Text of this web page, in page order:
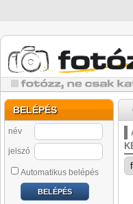
BELÉPÉS
név
jelszó
Automatikus belépés